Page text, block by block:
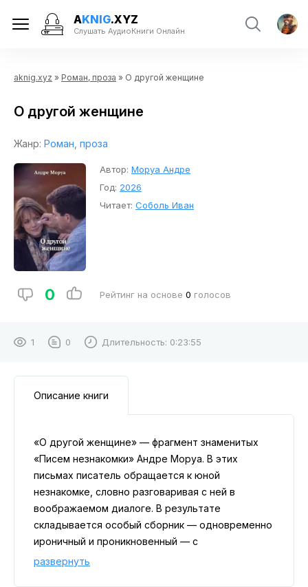
AKNIG.XYZ
Слушать АудиоКниги Онлайн
aknig.xyz » Роман, проза » О другой женщине
О другой женщине
Жанр: Роман, проза
Автор: Моруа Андре
Год: 2026
Читает: Соболь Иван
0 Рейтинг на основе 0 голосов
1 0 Длительность: 0:23:55
Описание книги
«О другой женщине» — фрагмент знаменитых
«Писем незнакомки» Андре Моруа. В этих
письмах писатель обращается к юной
незнакомке, словно разговаривая с ней в
воображаемом диалоге. В результате
складывается особый сборник — одновременно
ироничный и проникновенный — с
размышлениями, советами и наставлениями о
развернуть